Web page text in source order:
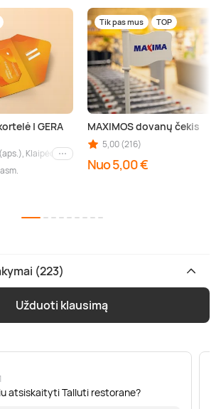
| GERA
Klaipėda (aps.), Palanga (aps.), Nida (aps.),
Kiti miestai
Tik pas mus TOP
MAXIMOS dovanų čekis
5,00 (216)
Nuo 5,00 €
(223)
Užduoti klausimą
atsiskaityti Talluti restorane?